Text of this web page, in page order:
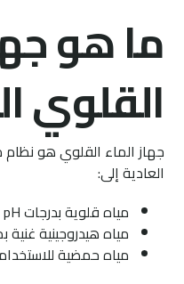
ما هو
القلوي
جهاز الماء القلوي هو نظام
العادية إلى:
مياه قلوية بدرجات pH متعددة
مياه هيدروجينية
مياه حمضية